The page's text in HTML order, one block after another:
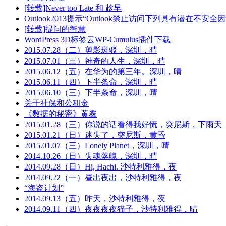
[转载]Never too Late 和 趁早
Outlook2013提示“Outlook禁止访问下列具有潜在不安全
[转载]提问的智慧
WordPress 3D标签云WP-Cumulus插件下载
2015.07.28（二）剪影斑驳，深圳，晴
2015.07.01（三）神奇的人生，深圳，晴
2015.06.12（五）在华为的第三年。深圳，晴
2015.06.11（四）下半条命，深圳，晴
2015.06.10（三）下半条命，深圳，晴
关于社保和公积金
《数据的秘密》黄鑫
2015.01.28（三）你说的话看得我好慌，突尼斯，下雨天
2015.01.21（日）迷失了，突尼斯，黄昏
2015.01.07（三）Lonely Planet，深圳，晴
2014.10.26（日）失魂落魄，深圳，晴
2014.09.28（日）Hi, Hachi. 沙特利雅得，夜
2014.09.22（一）昼出夜出，沙特利雅得，夜
“海盗计划”
2014.09.13（五）昨天，沙特利雅得，夜
2014.09.11（四）夜夜夜夜猫子，沙特利雅得，晴